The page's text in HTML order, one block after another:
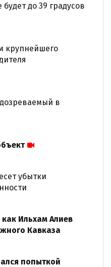
до 39 градусов
крупнейшего
в
убытки
Ильхам Алиев
Кавказа
попыткой